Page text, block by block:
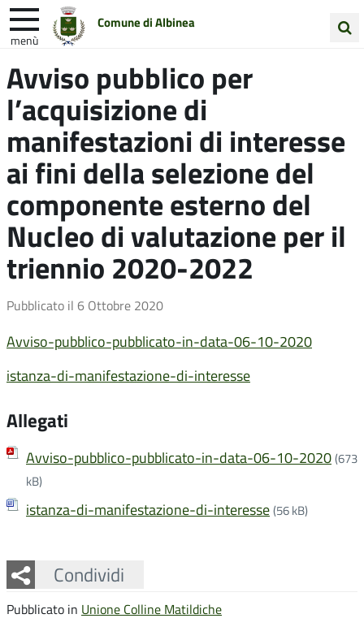
Comune di Albinea
menù
nel
sito
Entra in Comune
Unione Colline Matildiche
Avviso pubblico per
l’acquisizione di
manifestazioni di interesse
ai fini della selezione del
componente esterno del
Nucleo di valutazione per il
triennio 2020-2022
Pubblicato il 6 Ottobre 2020
Avviso-pubblico-pubblicato-in-data-06-10-2020
istanza-di-manifestazione-di-interesse
Allegati
Avviso-pubblico-pubblicato-in-data-06-10-2020(673
kB)
istanza-di-manifestazione-di-interesse(56 kB)
Condividi
Facebook
Twitter
Whatsapp
Pubblicato in Unione Colline Matildiche